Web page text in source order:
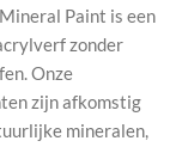
Paint is een
zonder
Onze
zijn afkomstig
mineralen,